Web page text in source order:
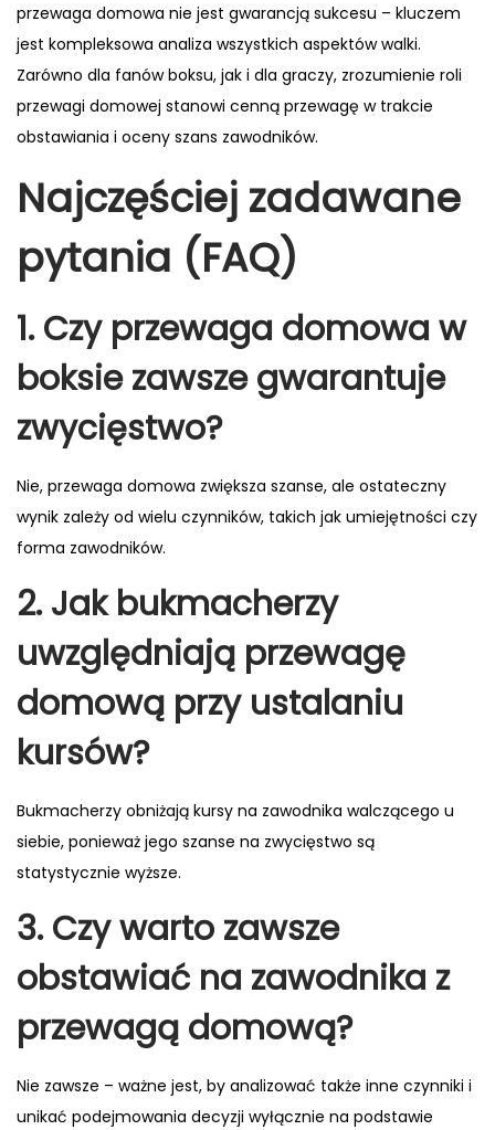
przewaga domowa nie jest gwarancją sukcesu – kluczem
jest kompleksowa analiza wszystkich aspektów walki.
Zarówno dla fanów boksu, jak i dla graczy, zrozumienie roli
przewagi domowej stanowi cenną przewagę w trakcie
obstawiania i oceny szans zawodników.
Najczęściej zadawane
pytania (FAQ)
1. Czy przewaga domowa w
boksie zawsze gwarantuje
zwycięstwo?
Nie, przewaga domowa zwiększa szanse, ale ostateczny
wynik zależy od wielu czynników, takich jak umiejętności czy
forma zawodników.
2. Jak bukmacherzy
uwzględniają przewagę
domową przy ustalaniu
kursów?
Bukmacherzy obniżają kursy na zawodnika walczącego u
siebie, ponieważ jego szanse na zwycięstwo są
statystycznie wyższe.
3. Czy warto zawsze
obstawiać na zawodnika z
przewagą domową?
Nie zawsze – ważne jest, by analizować także inne czynniki i
unikać podejmowania decyzji wyłącznie na podstawie